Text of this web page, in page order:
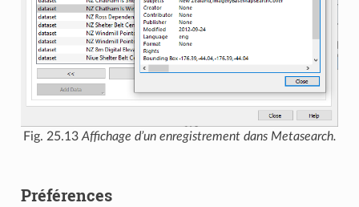
Fig. 25.13 Affichage d’un enregistrement dans Metasearch.
Préférences